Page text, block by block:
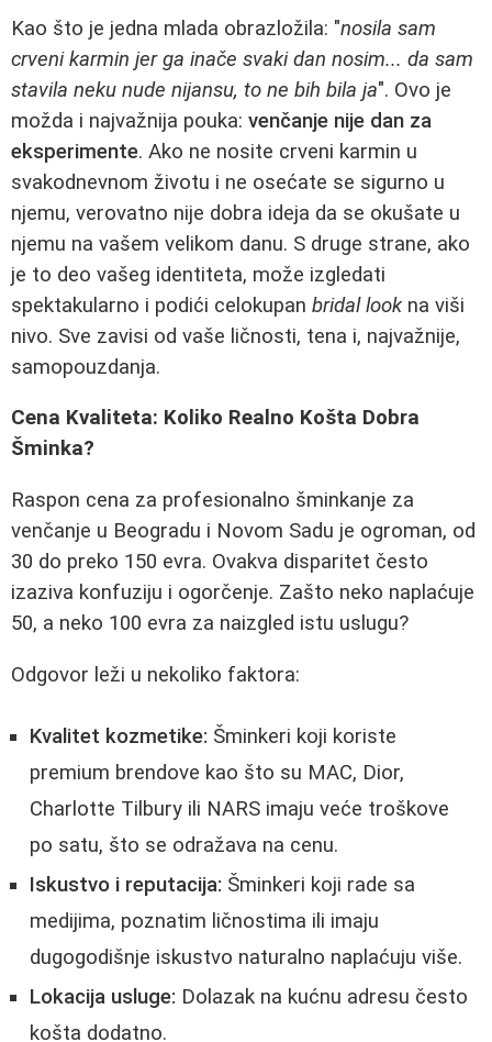
Kao što je jedna mlada obrazložila: "nosila sam
crveni karmin jer ga inače svaki dan nosim... da sam
stavila neku nude nijansu, to ne bih bila ja". Ovo je
možda i najvažnija pouka: venčanje nije dan za
eksperimente. Ako ne nosite crveni karmin u
svakodnevnom životu i ne osećate se sigurno u
njemu, verovatno nije dobra ideja da se okušate u
njemu na vašem velikom danu. S druge strane, ako
je to deo vašeg identiteta, može izgledati
spektakularno i podići celokupan bridal lookna viši
nivo. Sve zavisi od vaše ličnosti, tena i, najvažnije,
samopouzdanja.
Cena Kvaliteta: Koliko Realno Košta Dobra
Šminka?
Raspon cena za profesionalno šminkanje za
venčanje u Beogradu i Novom Sadu je ogroman, od
30 do preko 150 evra. Ovakva disparitet često
izaziva konfuziju i ogorčenje. Zašto neko naplaćuje
50, a neko 100 evra za naizgled istu uslugu?
Odgovor leži u nekoliko faktora:
Kvalitet kozmetike: Šminkeri koji koriste
premium brendove kao što su MAC, Dior,
Charlotte Tilbury ili NARS imaju veće troškove
po satu, što se odražava na cenu.
Iskustvo i reputacija: Šminkeri koji rade sa
medijima, poznatim ličnostima ili imaju
dugogodišnje iskustvo naturalno naplaćuju više.
Lokacija usluge: Dolazak na kućnu adresu često
košta dodatno.